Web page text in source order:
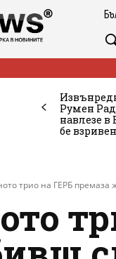
Румен
навлезе
бе
трио на ГЕРБ